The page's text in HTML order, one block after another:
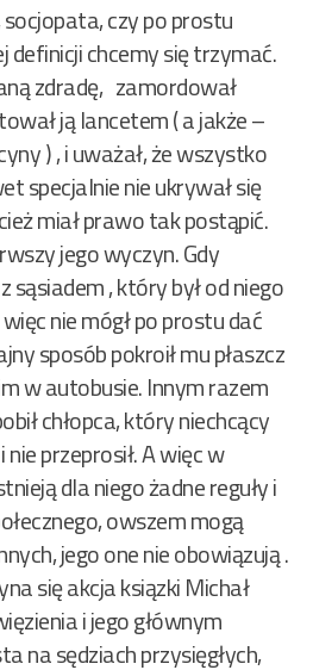
czy po prostu
definicji chcemy się trzymać.
zdradę, zamordował
ją lancetem ( a jakże –
) , i uważał, że wszystko
specjalnie nie ukrywał się
miał prawo tak postąpić.
jego wyczyn. Gdy
sąsiadem , który był od niego
nie mógł po prostu dać
sposób pokroił mu płaszcz
w autobusie. Innym razem
chłopca, który niechcący
nie przeprosił. A więc w
dla niego żadne reguły i
owszem mogą
jego one nie obowiązują .
się akcja ksiązki Michał
i jego głównym
na sędziach przysięgłych,